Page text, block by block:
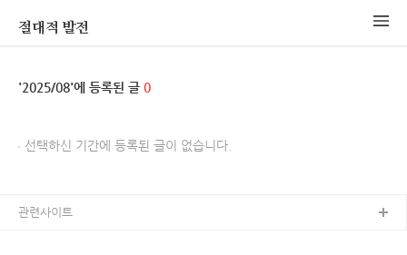
절대적 발전
2025/08 0
선택하신 기간에 등록된 글이 없습니다.
관련사이트